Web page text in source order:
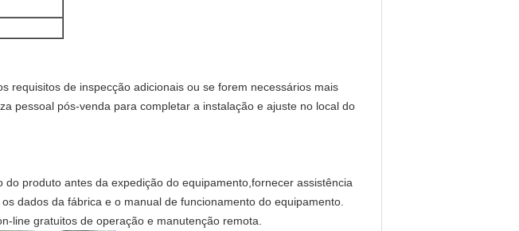
requisitos de inspecção adicionais ou se forem necessários mais
pessoal pós-venda para completar a instalação e ajuste no local do
produto antes da expedição do equipamento,fornecer assistência
dados da fábrica e o manual de funcionamento do equipamento.
line gratuitos de operação e manutenção remota.